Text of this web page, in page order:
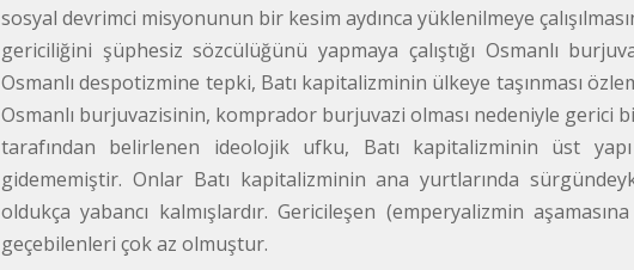
sosyal devrimci misyonunun bir kesim aydınca yüklenilmeye
gericiliğini şüphesiz sözcülüğünü yapmaya çalıştığı Osmanlı
Osmanlı despotizmine tepki, Batı kapitalizminin ülkeye taşınması
Osmanlı burjuvazisinin, komprador burjuvazi olması nedeniyle gerici
tarafından belirlenen ideolojik ufku, Batı kapitalizminin üst yapı
gidememiştir. Onlar Batı kapitalizminin ana yurtlarında
oldukça yabancı kalmışlardır. Gericileşen (emperyalizmin
geçebilenleri çok az olmuştur.